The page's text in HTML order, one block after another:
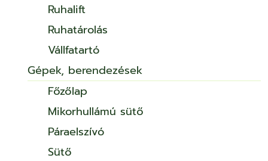
Ruhalift
Ruhatárolás
Vállfatartó
Gépek, berendezések
Főzőlap
Mikorhullámú sütő
Páraelszívó
Sütő